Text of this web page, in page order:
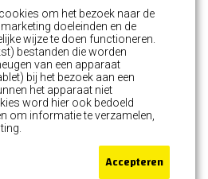
Ondernemersfonds
Commissies
Contact
om het bezoek naar de
doeleinden en de
wijze te doen functioneren.
bestanden die worden
van een apparaat
bij het bezoek aan een
het apparaat niet
word hier ook bedoeld
om informatie te verzamelen,
Accepteren